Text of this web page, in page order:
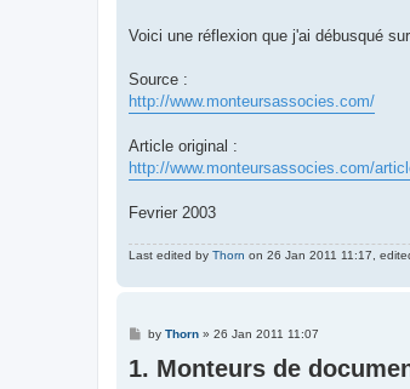
Voici une réflexion que j'ai débusqué
Source :
http://www.monteursassocies.com/
Article original :
http://www.monteursassocies.com/
Fevrier 2003
Last edited by Thorn on 26 Jan 2011 11:17,
P
t
by Thorn» 26 Jan 2011 11:07
1. Monteurs de